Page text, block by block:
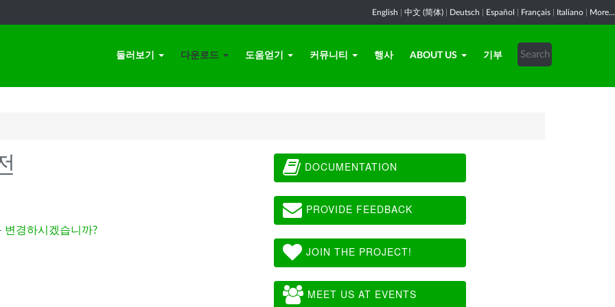
English 中文 (简体) Deutsch Español Français Italiano More...
둘러보기 다운로드 도움얻기 커뮤니티 행사 ABOUT US 기부
변경하시겠습니까?
DOCUMENTATION
PROVIDE FEEDBACK
JOIN THE PROJECT!
MEET US AT EVENTS